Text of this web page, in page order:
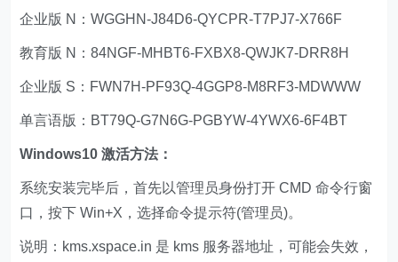
企业版 N：WGGHN-J84D6-QYCPR-T7PJ7-X766F
教育版 N：84NGF-MHBT6-FXBX8-QWJK7-DRR8H
企业版 S：FWN7H-PF93Q-4GGP8-M8RF3-MDWWW
单言语版：BT79Q-G7N6G-PGBYW-4YWX6-6F4BT
Windows10 激活方法：
系统安装完毕后，首先以管理员身份打开 CMD 命令行窗
口，按下 Win+X，选择命令提示符(管理员)。
说明：kms.xspace.in 是 kms 服务器地址，可能会失效，